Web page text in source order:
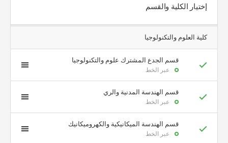
إختيار الكلية والقسم
كلية العلوم والتكنولوجيا
قسم الجدع المشترك علوم والتكنولوجيا
عبر الخط
قسم الهندسة المدنية والري
عبر الخط
قسم الهندسة الميكانيكية والكهروميكانيك
عبر الخط